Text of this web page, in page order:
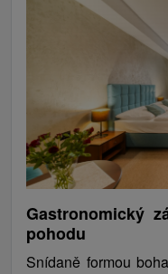
Gastronomický
pohodu
Snídaně formou